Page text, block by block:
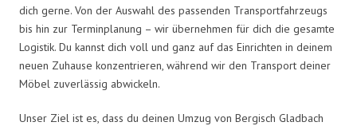
dich gerne. Von der Auswahl des passenden Transportfahrzeugs
bis hin zur Terminplanung – wir übernehmen für dich die gesamte
Logistik. Du kannst dich voll und ganz auf das Einrichten in deinem
neuen Zuhause konzentrieren, während wir den Transport deiner
Möbel zuverlässig abwickeln.
Unser Ziel ist es, dass du deinen Umzug von Bergisch Gladbach